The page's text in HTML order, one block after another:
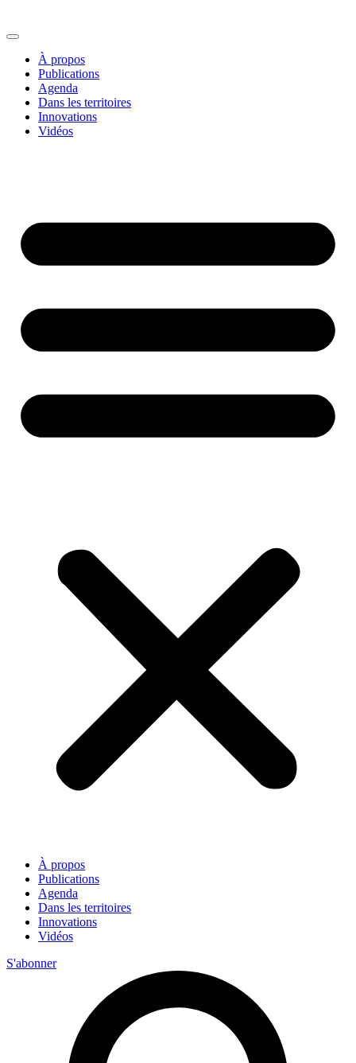
À propos
Publications
Agenda
Dans les territoires
Innovations
Vidéos
À propos
Publications
Agenda
Dans les territoires
Innovations
Vidéos
S'abonner